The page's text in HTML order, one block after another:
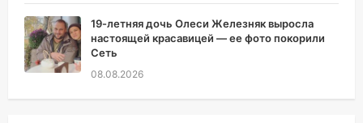
19-летняя дочь Олеси Железняк выросла
настоящей красавицей — ее фото покорили
Сеть
08.08.2026